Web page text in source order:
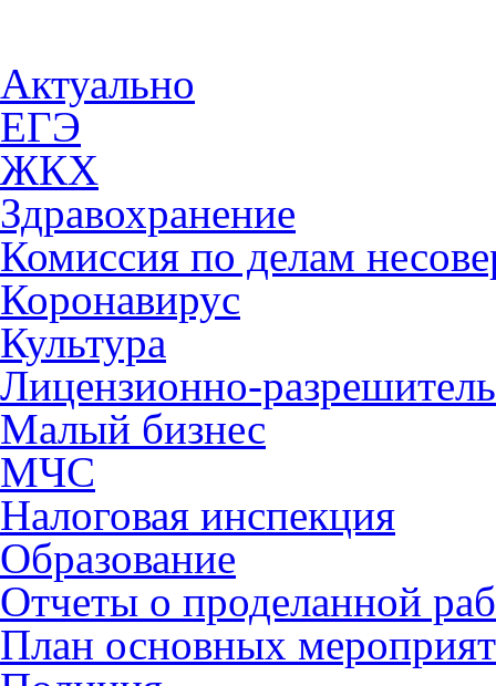
Актуально
ЕГЭ
ЖКХ
Здравохранение
Комиссия по делам
Коронавирус
Культура
Лицензионно-
Малый бизнес
МЧС
Налоговая инспекция
Образование
Отчеты о проделанной
План основных